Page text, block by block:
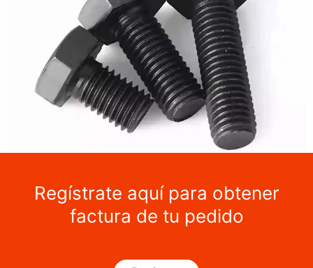
Regístrate aquí para obtener
factura de tu pedido